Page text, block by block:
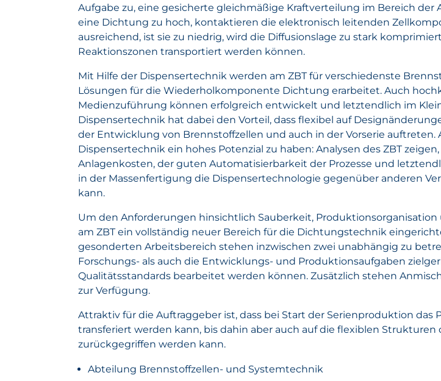
Aufgabe zu, eine gesicherte gleichmäßige Kraftverteilung im Bereich der
eine Dichtung zu hoch, kontaktieren die elektronisch leitenden
ausreichend, ist sie zu niedrig, wird die Diffusionslage zu stark
Reaktionszonen transportiert werden können.
Mit Hilfe der Dispensertechnik werden am ZBT für verschiedenste
Lösungen für die Wiederholkomponente Dichtung erarbeitet. Auch
Medienzuführung können erfolgreich entwickelt und letztendlich im
Dispensertechnik hat dabei den Vorteil, dass flexibel auf
der Entwicklung von Brennstoffzellen und auch in der Vorserie
Dispensertechnik ein hohes Potenzial zu haben: Analysen des ZBT
Anlagenkosten, der guten Automatisierbarkeit der Prozesse und
in der Massenfertigung die Dispensertechnologie gegenüber anderen
kann.
Um den Anforderungen hinsichtlich Sauberkeit,
am ZBT ein vollständig neuer Bereich für die Dichtungstechnik
gesonderten Arbeitsbereich stehen inzwischen zwei unabhängig zu
Forschungs- als auch die Entwicklungs- und Produktionsaufgaben
Qualitätsstandards bearbeitet werden können. Zusätzlich stehen
zur Verfügung.
Attraktiv für die Auftraggeber ist, dass bei Start der Serienproduktion
transferiert werden kann, bis dahin aber auch auf die flexiblen
zurückgegriffen werden kann.
Abteilung Brennstoffzellen- und Systemtechnik